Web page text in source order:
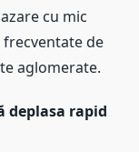
cu mic
de
aglomerate.
deplasa rapid